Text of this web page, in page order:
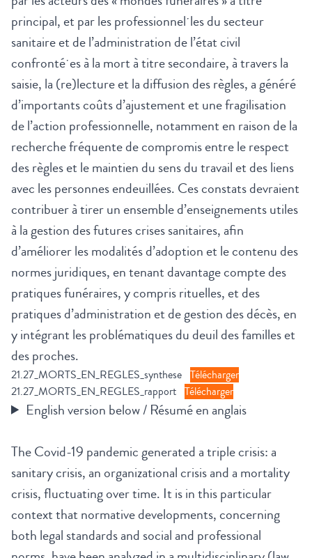
principal, et par les professionnelˑles du secteur
sanitaire et de l’administration de l’état civil
confrontéˑes à la mort à titre secondaire, à travers la
saisie, la (re)lecture et la diffusion des règles, a généré
d’importants coûts d’ajustement et une fragilisation
de l’action professionnelle, notamment en raison de la
recherche fréquente de compromis entre le respect
des règles et le maintien du sens du travail et des liens
avec les personnes endeuillées. Ces constats devraient
contribuer à tirer un ensemble d’enseignements utiles
à la gestion des futures crises sanitaires, afin
d’améliorer les modalités d’adoption et le contenu des
normes juridiques, en tenant davantage compte des
pratiques funéraires, y compris rituelles, et des
pratiques d’administration et de gestion des décès, en
y intégrant les problématiques du deuil des familles et
des proches.
21.27_MORTS_EN_REGLES_synthese Télécharger
21.27_MORTS_EN_REGLES_rapport Télécharger
English version below / Résumé en anglais
The Covid-19 pandemic generated a triple crisis: a
sanitary crisis, an organizational crisis and a mortality
crisis, fluctuating over time. It is in this particular
context that normative developments, concerning
both legal standards and social and professional